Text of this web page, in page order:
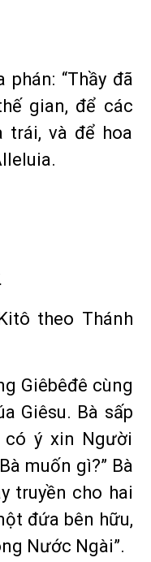
“Thầy đã
gian, để các
trái, và để hoa
theo Thánh
Giêbêđê cùng
Giêsu. Bà sấp
có ý xin Người
muốn gì?” Bà
truyền cho hai
đứa bên hữu,
Nước Ngài”.